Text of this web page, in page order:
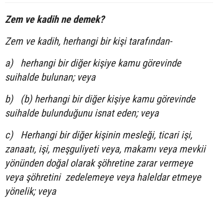
Zem ve kadih ne demek?
Zem ve kadih, herhangi bir kişi tarafından-
a)
herhangi bir diğer kişiye kamu görevinde
suihalde bulunan; veya
b)
(b) herhangi bir diğer kişiye kamu görevinde
suihalde bulunduğunu isnat eden; veya
c)
Herhangi bir diğer kişinin mesleği, ticari işi,
zanaatı, işi, meşguliyeti veya, makamı veya mevkii
yönünden doğal olarak şöhretine zarar vermeye
veya şöhretini zedelemeye veya haleldar etmeye
yönelik; veya